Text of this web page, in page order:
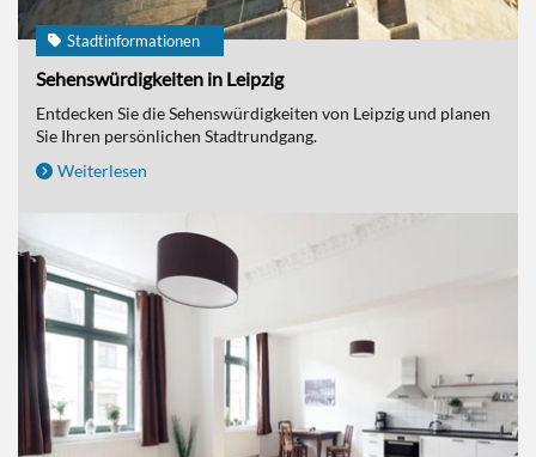
Stadtinformationen
Sehenswürdigkeiten in Leipzig
Entdecken Sie die Sehenswürdigkeiten von Leipzig und planen
Sie Ihren persönlichen Stadtrundgang.
Weiterlesen